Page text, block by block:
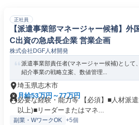
正社員
【派遣事業部マネージャー候補】外
C出資の急成長企業 営業企画
株式会社DGF人材開発
派遣事業部責任者(マネージャー候補)として
紹介事業の戦略立案、数値管理...
埼玉県志木市
月給53万円～77万円
必要な経験・能力等 【必須】■人材派
以上)■リーダーまたはマネ...
副業・WワークOK +5個